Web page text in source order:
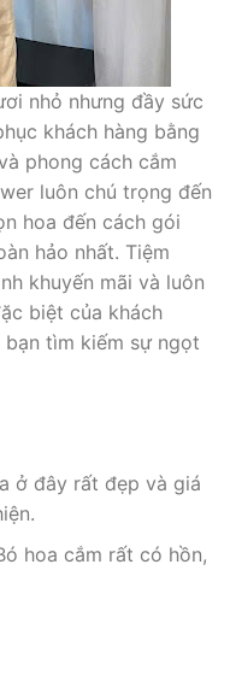
nhỏ nhưng đầy sức
khách hàng bằng
phong cách cắm
luôn chú trọng đến
hoa đến cách gói
hảo nhất. Tiệm
khuyến mãi và luôn
biệt của khách
tìm kiếm sự ngọt
ở đây rất đẹp và giá
hoa cắm rất có hồn,